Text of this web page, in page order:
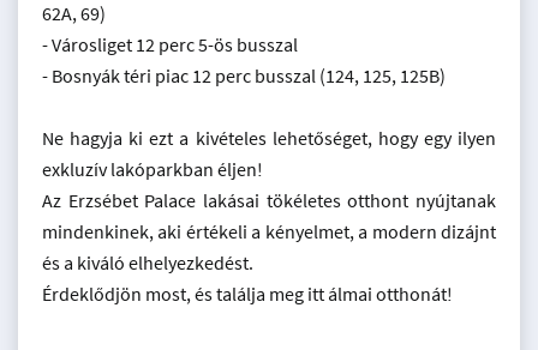
62A, 69)
- Városliget 12 perc 5-ös busszal
- Bosnyák téri piac 12 perc busszal (124, 125, 125B)
Ne hagyja ki ezt a kivételes lehetőséget, hogy egy ilyen
exkluzív lakóparkban éljen!
Az Erzsébet Palace lakásai tökéletes otthont nyújtanak
mindenkinek, aki értékeli a kényelmet, a modern dizájnt
és a kiváló elhelyezkedést.
Érdeklődjön most, és találja meg itt álmai otthonát!